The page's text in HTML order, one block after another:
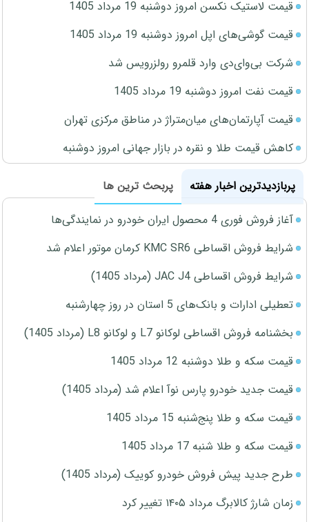
قیمت لاستیک نکسن امروز دوشنبه 19 مرداد 1405
قیمت گوشی‌های اپل امروز دوشنبه 19 مرداد 1405
شرکت بی‌وای‌دی وارد قلمرو رولزرویس شد
قیمت نفت امروز دوشنبه 19 مرداد 1405
قیمت آپارتمان‌های میان‌متراژ در مناطق مرکزی تهران
کاهش قیمت طلا و نقره در بازار جهانی امروز دوشنبه
پربازدیدترین اخبار هفته
پربحث ترین ها
آغاز فروش فوری 4 محصول ایران خودرو در نمایندگی‌ها
شرایط فروش اقساطی KMC SR6 کرمان موتور اعلام شد
شرایط فروش اقساطی JAC J4 (مرداد 1405)
تعطیلی ادارات و بانک‌های 5 استان در روز چهارشنبه
بخشنامه فروش اقساطی لوکانو L7 و لوکانو L8 (مرداد 1405)
قیمت سکه و طلا دوشنبه 12 مرداد 1405
قیمت جدید خودرو پارس نوآ اعلام شد (مرداد 1405)
قیمت سکه و طلا پنج‌شنبه 15 مرداد 1405
قیمت سکه و طلا شنبه 17 مرداد 1405
طرح جدید پیش فروش خودرو کوییک (مرداد 1405)
زمان شارژ کالابرگ مرداد ۱۴۰۵ تغییر کرد